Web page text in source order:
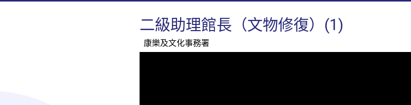
二級助理館長（文物修復）(1)
康樂及文化事務署